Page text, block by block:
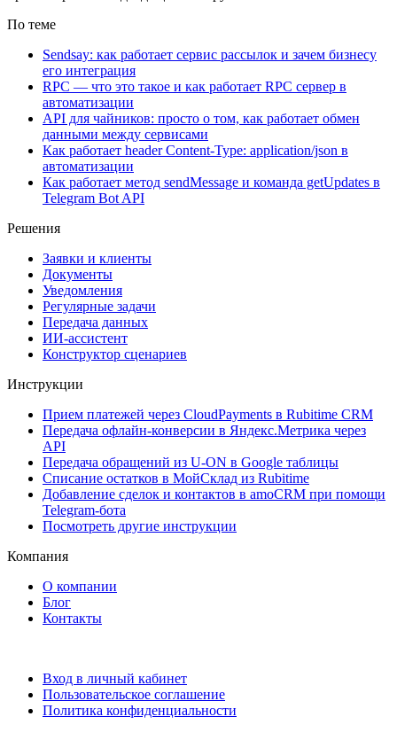
По теме
Sendsay: как работает сервис рассылок и зачем бизнесу
его интеграция
RPC — что это такое и как работает RPC сервер в
автоматизации
API для чайников: просто о том, как работает обмен
данными между сервисами
Как работает header Content-Type: application/json в
автоматизации
Как работает метод sendMessage и команда getUpdates в
Telegram Bot API
Решения
Заявки и клиенты
Документы
Уведомления
Регулярные задачи
Передача данных
ИИ-ассистент
Конструктор сценариев
Инструкции
Прием платежей через CloudPayments в Rubitime CRM
Передача офлайн-конверсии в Яндекс.Метрика через
API
Передача обращений из U-ON в Google таблицы
Списание остатков в МойСклад из Rubitime
Добавление сделок и контактов в amoCRM при помощи
Telegram-бота
Посмотреть другие инструкции
Компания
О компании
Блог
Контакты
Вход в личный кабинет
Пользовательское соглашение
Политика конфиденциальности